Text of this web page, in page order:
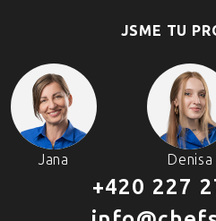
JSME TU
Jana Denisa
+420 227